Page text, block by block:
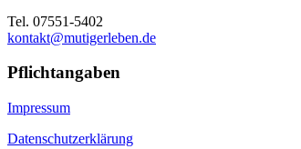
Tel. 07551-5402
kontakt@mutigerleben.de
Pflichtangaben
Impressum
Datenschutzerklärung